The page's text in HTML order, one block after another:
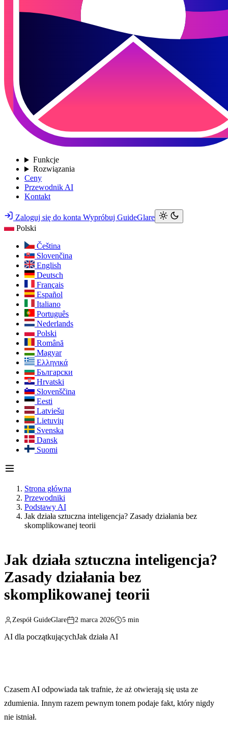
Funkcje
Rozwiązania
Ceny
Przewodnik AI
Kontakt
Zaloguj się do konta Wypróbuj GuideGlare
Polski
Čeština
Slovenčina
English
Deutsch
Français
Español
Italiano
Português
Nederlands
Polski
Română
Magyar
Ελληνικά
Български
Hrvatski
Slovenščina
Eesti
Latviešu
Lietuvių
Svenska
Dansk
Suomi
Strona główna
Przewodniki
Podstawy AI
Jak działa sztuczna inteligencja? Zasady działania bez
skomplikowanej teorii
Jak działa sztuczna inteligencja?
Zasady działania bez
skomplikowanej teorii
Zespół GuideGlare 2 marca 2026 5 min
AI dla początkującychJak działa AI
Czasem AI odpowiada tak trafnie, że aż otwierają się usta ze
zdumienia. Innym razem pewnym tonem podaje fakt, który nigdy
nie istniał.